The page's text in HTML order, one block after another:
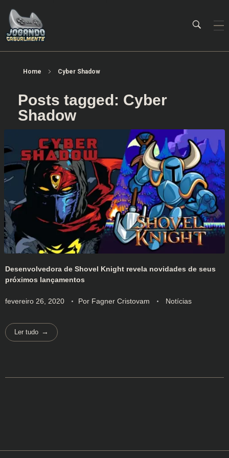
Home Cyber Shadow
Posts tagged: Cyber
Shadow
Desenvolvedora de Shovel Knight revela novidades de seus
próximos lançamentos
fevereiro 26, 2020 Por Fagner Cristovam Notícias
Ler tudo